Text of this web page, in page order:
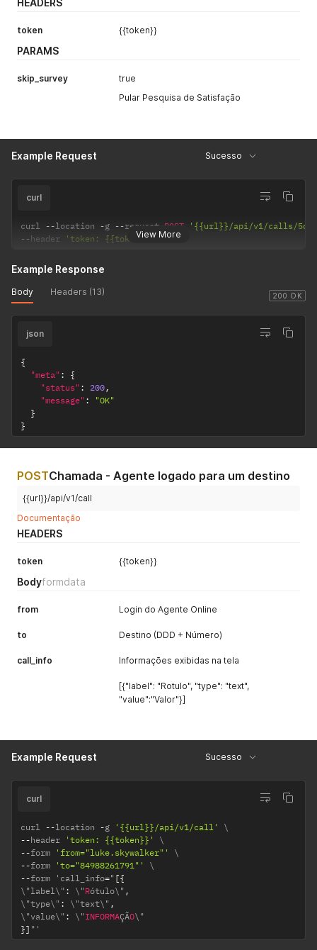
token {{token}}
PARAMS
skip_survey
true
Pular Pesquisa de Satisfação
Example Request Sucesso
View More
curl
curl --location -g --request POST
'{{url}}/api/v1/calls/
--header 'token: {{token}}'
200 OK
Example Response
Body Headers (13)
json
{
"meta" :
{
"status" : 200 ,
"message" :
"OK"
}
}
POSTChamada - Agente logado para um destino
{{url}}/api/v1/call
Documentação
HEADERS
token {{token}}
Bodyformdata
from Login do Agente Online
to Destino (DDD + Número)
call_info Informações exibidas na tela
[{"label": "Rotulo", "type": "text",
"value":"Valor"}]
Example Request Sucesso
curl
curl --location -g '{{url}}/api/v1/call'
--header 'token: {{token}}'
--form 'from="luke.skywalker"'
--form 'to="84988261791"'
--form 'call_info=" [{
\"label\" : \" Rótulo\" ,
\"type\" : \"text\" ,
\"value\" : \" INFORMAÇÃO
}] "'